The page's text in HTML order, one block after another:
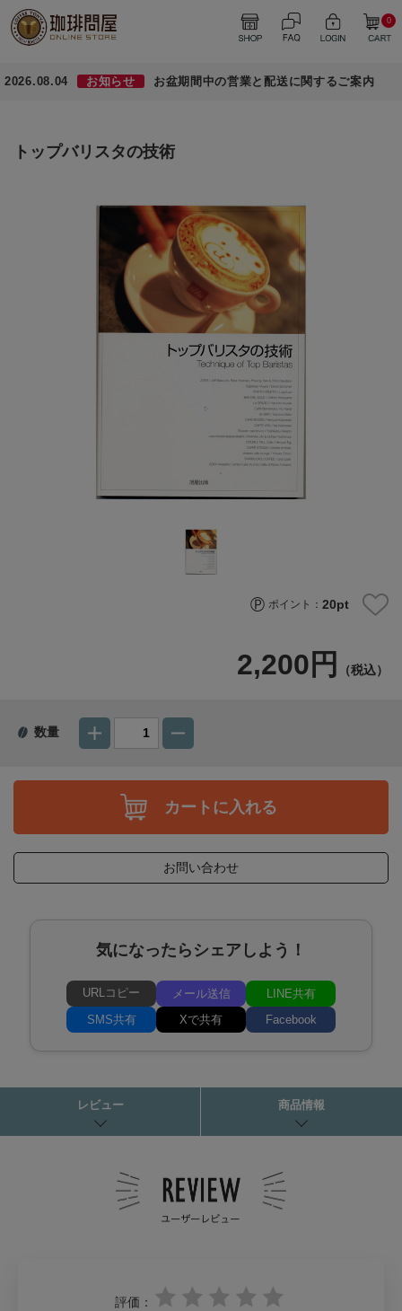
0
2026.08.04 お知らせ お盆期間中の営業と配送に関するご案内
トップバリスタの技術
ポイント：20pt
2,200円 （税込）
数量
カートに入れる
お問い合わせ
気になったらシェアしよう！
URLコピー メール送信
LINE共有
SMS共有
Xで共有 Facebook
レビュー 商品情報
評価：